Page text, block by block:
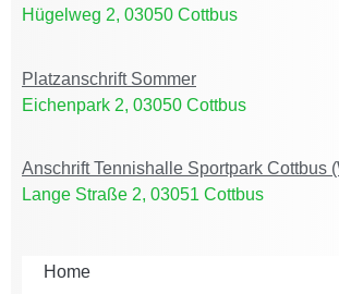
Hügelweg 2, 03050 Cottbus
Platzanschrift Sommer
Eichenpark 2, 03050 Cottbus
Anschrift Tennishalle Sportpark Cottbus
Lange Straße 2, 03051 Cottbus
Home